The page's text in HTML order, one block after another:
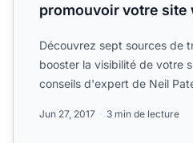
promouvoir votre site
Découvrez sept sources de
booster la visibilité de votre
conseils d'expert de Neil
Jun 27, 2017 3 min de lecture